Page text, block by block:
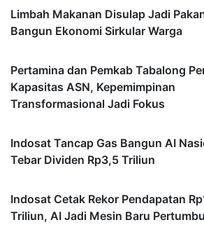
Limbah Makanan Disulap Jadi
Bangun Ekonomi Sirkular Warga
Pertamina dan Pemkab Tabalong
Kapasitas ASN, Kepemimpinan
Transformasional Jadi Fokus
Indosat Tancap Gas Bangun AI
Tebar Dividen Rp3,5 Triliun
Indosat Cetak Rekor Pendapatan
Triliun, AI Jadi Mesin Baru